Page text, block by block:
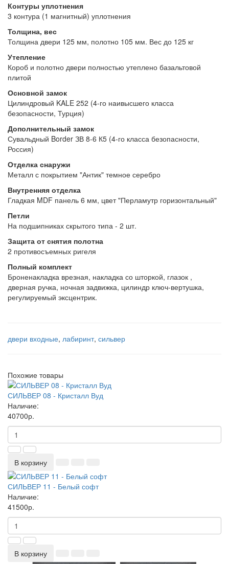
Контуры уплотнения
3 контура (1 магнитный) уплотнения
Толщина, вес
Толщина двери 125 мм, полотно 105 мм. Вес до 125 кг
Утепление
Короб и полотно двери полностью утеплено базальтовой
плитой
Основной замок
Цилиндровый KALE 252 (4-го наивысшего класса
безопасности, Турция)
Дополнительный замок
Сувальдный Border ЗВ 8-6 К5 (4-го класса безопасности,
Россия)
Отделка снаружи
Металл с покрытием "Антик" темное серебро
Внутренняя отделка
Гладкая MDF панель 6 мм, цвет "Перламутр горизонтальный"
Петли
На подшипниках скрытого типа - 2 шт.
Защита от снятия полотна
2 противосъемных ригеля
Полный комплект
Броненакладка врезная, накладка со шторкой, глазок ,
дверная ручка, ночная задвижка, цилиндр ключ-вертушка,
регулируемый эксцентрик.
двери входные, лабиринт, сильвер
Похожие товары
СИЛЬВЕР 08 - Кристалл Вуд
Наличие:
40700р.
В корзину
СИЛЬВЕР 11 - Белый софт
Наличие:
41500р.
В корзину